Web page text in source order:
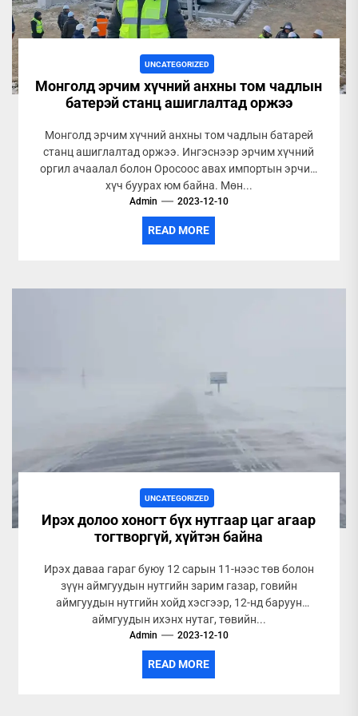
UNCATEGORIZED
Монголд эрчим хүчний анхны том чадлын
батерэй станц ашиглалтад оржээ
Монголд эрчим хүчний анхны том чадлын батарей
станц ашиглалтад оржээ. Ингэснээр эрчим хүчний
оргил ачаалал болон Оросоос авах импортын эрчим
хүч буурах юм байна. Мөн...
Admin 2023-12-10
READ MORE
UNCATEGORIZED
Ирэх долоо хоногт бүх нутгаар цаг агаар
тогтворгүй, хүйтэн байна
Ирэх даваа гараг буюу 12 сарын 11-нээс төв болон
зүүн аймгуудын нутгийн зарим газар, говийн
аймгуудын нутгийн хойд хэсгээр, 12-нд баруун
аймгуудын ихэнх нутаг, төвийн...
Admin 2023-12-10
READ MORE